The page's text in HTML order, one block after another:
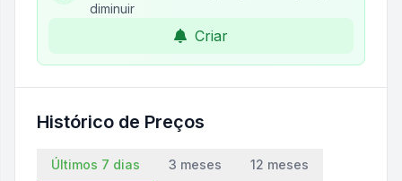
diminuir
Criar
Histórico de Preços
Últimos 7 dias 3 meses 12 meses